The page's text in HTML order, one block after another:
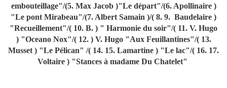
embouteillage"/(5. Max Jacob )"Le départ"/(6. Apollinaire )
"Le pont Mirabeau"/(7. Albert Samain )/( 8. 9. Baudelaire )
"Recueillement"/( 10. B. ) " Harmonie du soir"/( 11. V. Hugo
) "Oceano Nox"/( 12. ) V. Hugo "Aux Feuillantines"/( 13.
Musset ) "Le Pélican" /( 14. 15. Lamartine ) "Le lac"/( 16. 17.
Voltaire ) "Stances à madame Du Chatelet"